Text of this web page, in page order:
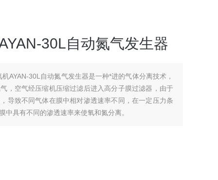
30L自动氮气发生器
AYAN-30L自动氮气发生器是一种*进的气体分离技术，
，空气经压缩机压缩过滤后进入高分子膜过滤器，由于
导致不同气体在膜中相对渗透速率不同，在一定压力条
具有不同的渗透速率来使氧和氮分离。